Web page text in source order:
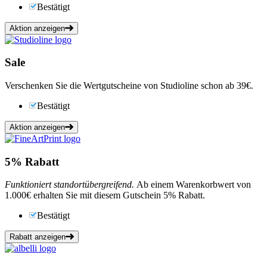
Bestätigt
Aktion anzeigen
Sale
Verschenken Sie die Wertgutscheine von Studioline schon ab 39€.
Bestätigt
Aktion anzeigen
5% Rabatt
Funktioniert standortübergreifend. Ab einem Warenkorbwert von
1.000€ erhalten Sie mit diesem Gutschein 5% Rabatt.
Bestätigt
Rabatt anzeigen